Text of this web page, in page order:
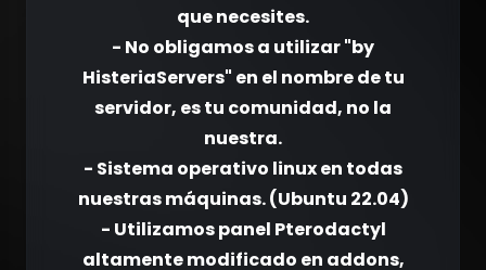
que necesites.
- No obligamos a utilizar "by
HisteriaServers" en el nombre de tu
servidor, es tu comunidad, no la
nuestra.
- Sistema operativo linux en todas
nuestras máquinas. (Ubuntu 22.04)
- Utilizamos panel Pterodactyl
altamente modificado en addons,